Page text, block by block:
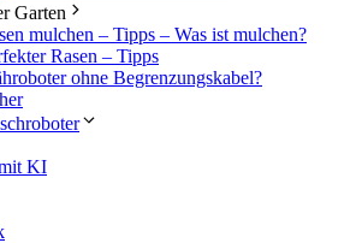
Garten
mulchen – Tipps – Was ist mulchen?
Rasen – Tipps
ohne Begrenzungskabel?
KI